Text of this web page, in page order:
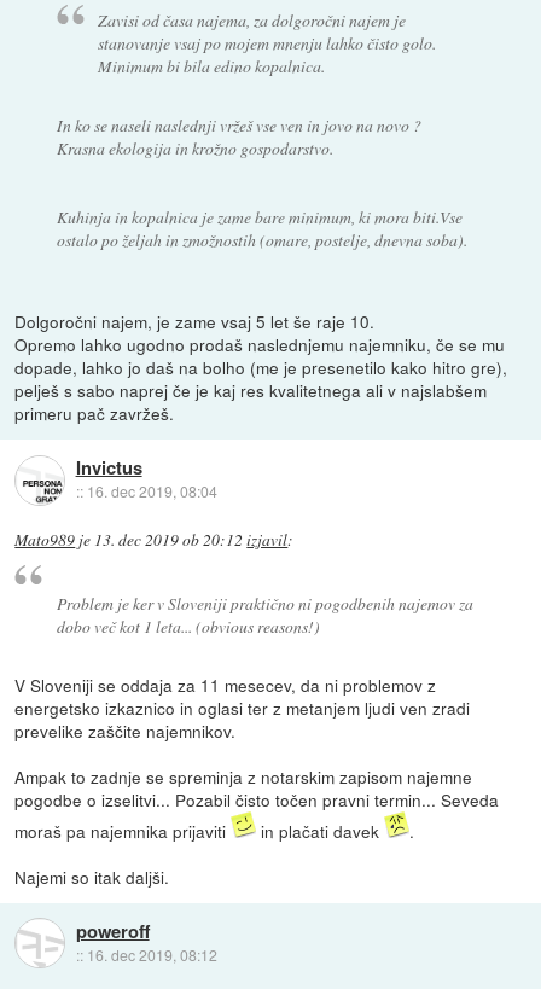
Zavisi od časa najema, za dolgoročni najem je
stanovanje vsaj po mojem mnenju lahko čisto golo.
Minimum bi bila edino kopalnica.
In ko se naseli naslednji vržeš vse ven in jovo na novo ?
Krasna ekologija in krožno gospodarstvo.
Kuhinja in kopalnica je zame bare minimum, ki mora biti.Vse
ostalo po željah in zmožnostih (omare, postelje, dnevna soba).
Dolgoročni najem, je zame vsaj 5 let še raje 10.
Opremo lahko ugodno prodaš naslednjemu najemniku, če se mu
dopade, lahko jo daš na bolho (me je presenetilo kako hitro gre),
pelješ s sabo naprej če je kaj res kvalitetnega ali v najslabšem
primeru pač zavržeš.
Invictus
:: 16. dec 2019, 08:04
Mato989 je 13. dec 2019 ob 20:12 izjavil:
Problem je ker v Sloveniji praktično ni pogodbenih najemov za
dobo več kot 1 leta... (obvious reasons!)
V Sloveniji se oddaja za 11 mesecev, da ni problemov z
energetsko izkaznico in oglasi ter z metanjem ljudi ven zradi
prevelike zaščite najemnikov.
Ampak to zadnje se spreminja z notarskim zapisom najemne
pogodbe o izselitvi... Pozabil čisto točen pravni termin... Seveda
moraš pa najemnika prijaviti
in plačati davek
.
Najemi so itak daljši.
poweroff
:: 16. dec 2019, 08:12